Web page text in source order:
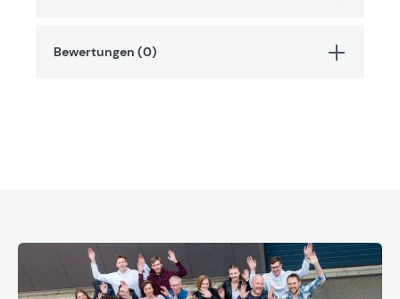
Bewertungen (0)